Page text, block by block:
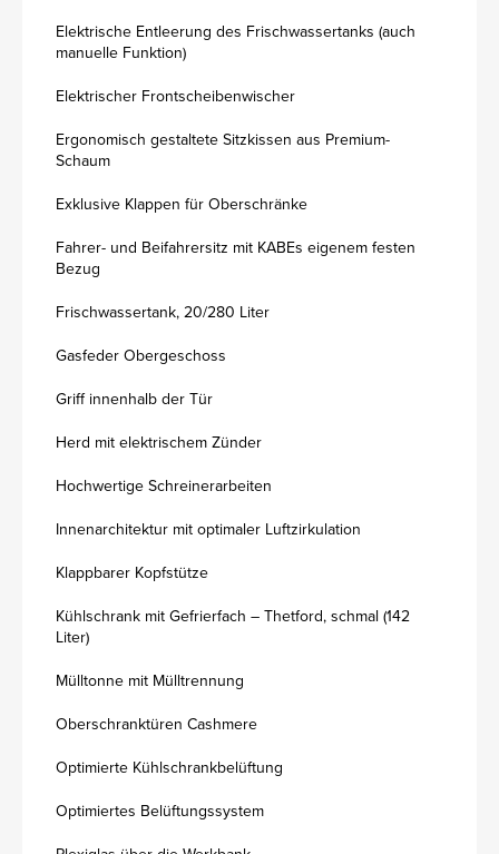
Elektrische Entleerung des Frischwassertanks (auch
manuelle Funktion)
Elektrischer Frontscheibenwischer
Ergonomisch gestaltete Sitzkissen aus Premium-
Schaum
Exklusive Klappen für Oberschränke
Fahrer- und Beifahrersitz mit KABEs eigenem festen
Bezug
Frischwassertank, 20/280 Liter
Gasfeder Obergeschoss
Griff innenhalb der Tür
Herd mit elektrischem Zünder
Hochwertige Schreinerarbeiten
Innenarchitektur mit optimaler Luftzirkulation
Klappbarer Kopfstütze
Kühlschrank mit Gefrierfach – Thetford, schmal (142
Liter)
Mülltonne mit Mülltrennung
Oberschranktüren Cashmere
Optimierte Kühlschrankbelüftung
Optimiertes Belüftungssystem